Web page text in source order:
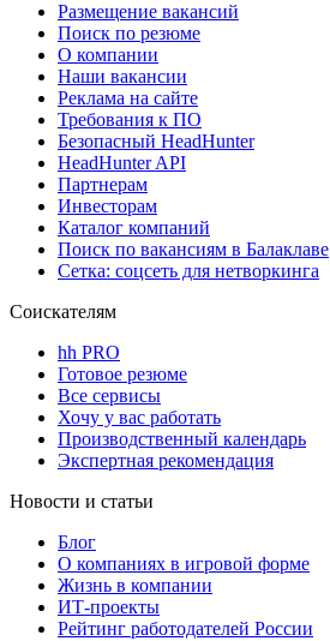
Размещение вакансий
Поиск по резюме
О компании
Наши вакансии
Реклама на сайте
Требования к ПО
Безопасный HeadHunter
HeadHunter API
Партнерам
Инвесторам
Каталог компаний
Поиск по вакансиям в Балаклаве
Сетка: соцсеть для нетворкинга
Соискателям
hh PRO
Готовое резюме
Все сервисы
Хочу у вас работать
Производственный календарь
Экспертная рекомендация
Новости и статьи
Блог
О компаниях в игровой форме
Жизнь в компании
ИТ-проекты
Рейтинг работодателей России